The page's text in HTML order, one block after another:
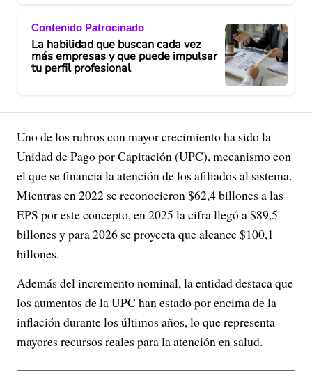
Contenido Patrocinado
La habilidad que buscan cada vez
más empresas y que puede impulsar
tu perfil profesional
Uno de los rubros con mayor crecimiento ha sido la
Unidad de Pago por Capitación (UPC), mecanismo con
el que se financia la atención de los afiliados al sistema.
Mientras en 2022 se reconocieron $62,4 billones a las
EPS por este concepto, en 2025 la cifra llegó a $89,5
billones y para 2026 se proyecta que alcance $100,1
billones.
Además del incremento nominal, la entidad destaca que
los aumentos de la UPC han estado por encima de la
inflación durante los últimos años, lo que representa
mayores recursos reales para la atención en salud.